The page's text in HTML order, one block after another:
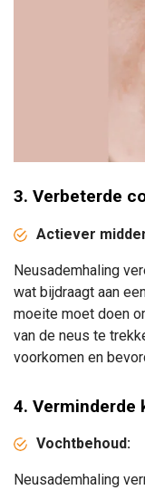
3. Verbeterde
Actiever
Neusademhaling
wat bijdraagt aan
moeite moet doen
van de neus te
voorkomen en
4. Verminderde
Vochtbehoud:
Neusademhaling